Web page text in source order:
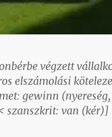
végzett
elszámolási
gewinn
szanszkrit: van (kér)]